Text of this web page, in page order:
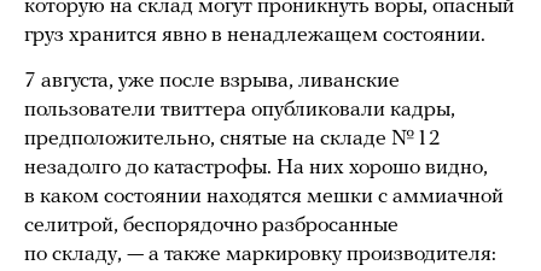
которую на склад могут проникнуть воры, опасный
груз хранится явно в ненадлежащем состоянии.
7 августа, уже после взрыва, ливанские
пользователи твиттера опубликовали кадры,
предположительно, снятые на складе № 12
незадолго до катастрофы. На них хорошо видно,
в каком состоянии находятся мешки с аммиачной
селитрой, беспорядочно разбросанные
по складу, — а также маркировку производителя: